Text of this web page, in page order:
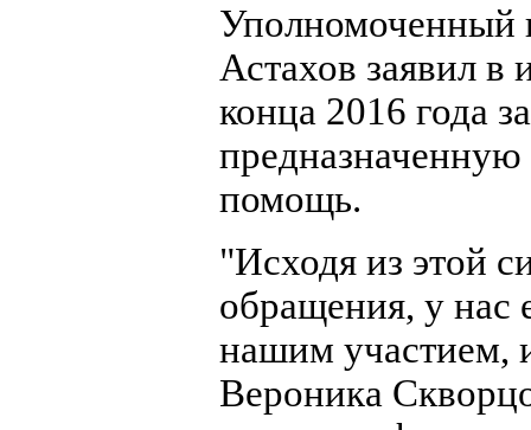
Уполномоченный
Астахов заявил
конца 2016 года
предназначенную
помощь.
"Исходя из этой
обращения, у нас
нашим участием,
Вероника